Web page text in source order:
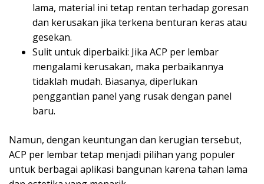
lama, material ini tetap rentan terhadap goresan
dan kerusakan jika terkena benturan keras atau
gesekan.
Sulit untuk diperbaiki: Jika ACP per lembar
mengalami kerusakan, maka perbaikannya
tidaklah mudah. Biasanya, diperlukan
penggantian panel yang rusak dengan panel
baru.
Namun, dengan keuntungan dan kerugian tersebut,
ACP per lembar tetap menjadi pilihan yang populer
untuk berbagai aplikasi bangunan karena tahan lama